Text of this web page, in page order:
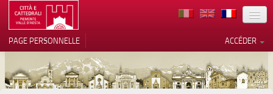
TERRITOIRE
ARCHITECTURE
ACCÉDER
PAGE PERSONNELLE